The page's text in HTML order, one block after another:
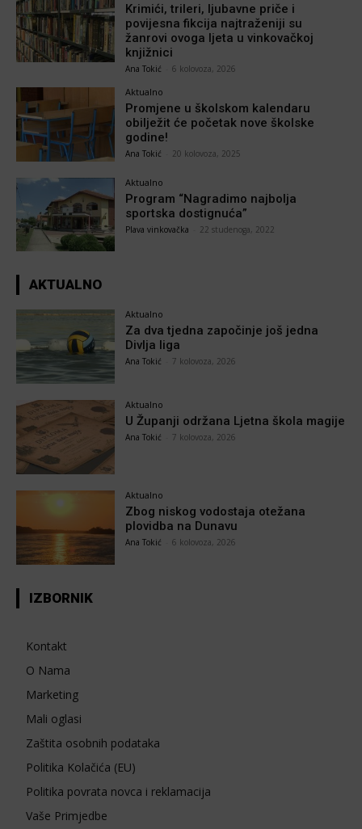
Krimići, trileri, ljubavne priče i
povijesna fikcija najtraženiji su
žanrovi ovoga ljeta u vinkovačkoj
knjižnici
Ana Tokić 6 kolovoza, 2026
Aktualno
Promjene u školskom kalendaru
obilježit će početak nove školske
godine!
Ana Tokić 20 kolovoza, 2025
Aktualno
Program “Nagradimo najbolja
sportska dostignuća”
Plava vinkovačka 22 studenoga, 2022
AKTUALNO
Aktualno
Za dva tjedna započinje još jedna
Divlja liga
Ana Tokić 7 kolovoza, 2026
Aktualno
U Županji održana Ljetna škola magije
Ana Tokić 7 kolovoza, 2026
Aktualno
Zbog niskog vodostaja otežana
plovidba na Dunavu
Ana Tokić 6 kolovoza, 2026
IZBORNIK
Kontakt
O Nama
Marketing
Mali oglasi
Zaštita osobnih podataka
Politika Kolačića (EU)
Politika povrata novca i reklamacija
Vaše Primjedbe